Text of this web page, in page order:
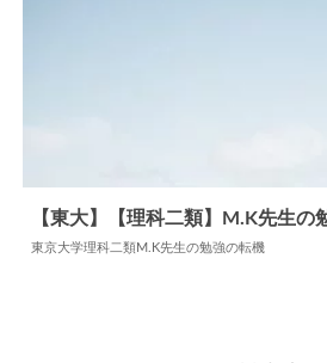
【東大】【理科二類】M.K先生の
東京大学理科二類M.K先生の勉強の転機